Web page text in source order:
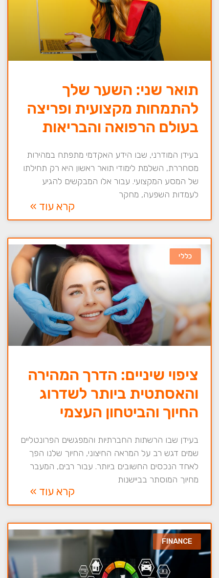
תואר שני: השער שלך
להתמחות מקצועית ופריצה
בעולם הרפואה והבריאות
בעידן המודרני, שבו הידע האקדמי מתפתח במהירות
מסחררת, השלמת לימודי תואר ראשון היא רק תחילתו
של המסע המקצועי. עבור אלו המבקשים להגיע
לעמדות השפעה, מחקר
קרא עוד »
כללי
ציפוי שיניים: הדרך המהירה
והאסתטית ביותר לשדרוג
החיוך והביטחון העצמי
בעידן שבו הרשתות החברתיות והמפגשים הפרונטליים
שמים דגש רב על המראה החיצוני, החיוך שלנו הפך
לאחד הנכסים החשובים ביותר. עבור רבים, המעבר
מחיוך המוסתר בביישנות
קרא עוד »
FINANCE